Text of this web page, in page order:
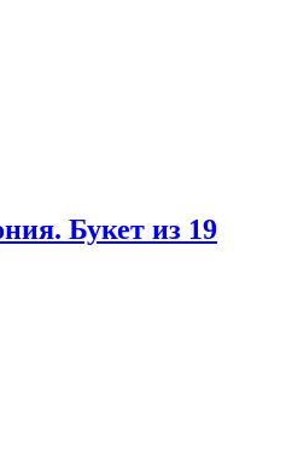
Букет из 19